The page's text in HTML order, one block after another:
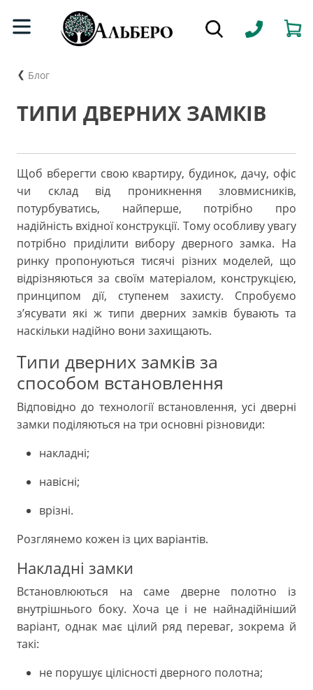
Блог
ТИПИ ДВЕРНИХ ЗАМКІВ
Щоб вберегти свою квартиру, будинок, дачу, офіс
чи склад від проникнення зловмисників,
потурбуватись, найперше, потрібно про
надійність вхідної конструкції. Тому особливу увагу
потрібно приділити вибору дверного замка. На
ринку пропонуються тисячі різних моделей, що
відрізняються за своїм матеріалом, конструкцією,
принципом дії, ступенем захисту. Спробуємо
з’ясувати які ж типи дверних замків бувають та
наскільки надійно вони захищають.
Типи дверних замків за
способом встановлення
Відповідно до технології встановлення, усі дверні
замки поділяються на три основні різновиди:
накладні;
навісні;
врізні.
Розглянемо кожен із цих варіантів.
Накладні замки
Встановлюються на саме дверне полотно із
внутрішнього боку. Хоча це і не найнадійніший
варіант, однак має цілий ряд переваг, зокрема й
такі:
не порушує цілісності дверного полотна;